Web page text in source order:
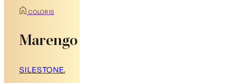
COLORIS
Marengo
SILESTONE